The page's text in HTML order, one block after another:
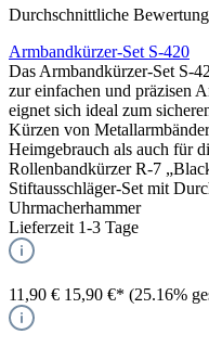
Durchschnittliche
Armbandkürzer-Set S-420
Das Armbandkürzer-Set S-
zur einfachen und präzisen
eignet sich ideal zum
Kürzen von
Heimgebrauch als auch für
Rollenbandkürzer R-7
Stiftausschläger-Set mit
Uhrmacherhammer
Lieferzeit 1-3 Tage
11,90 € 15,90 €* (25.16%